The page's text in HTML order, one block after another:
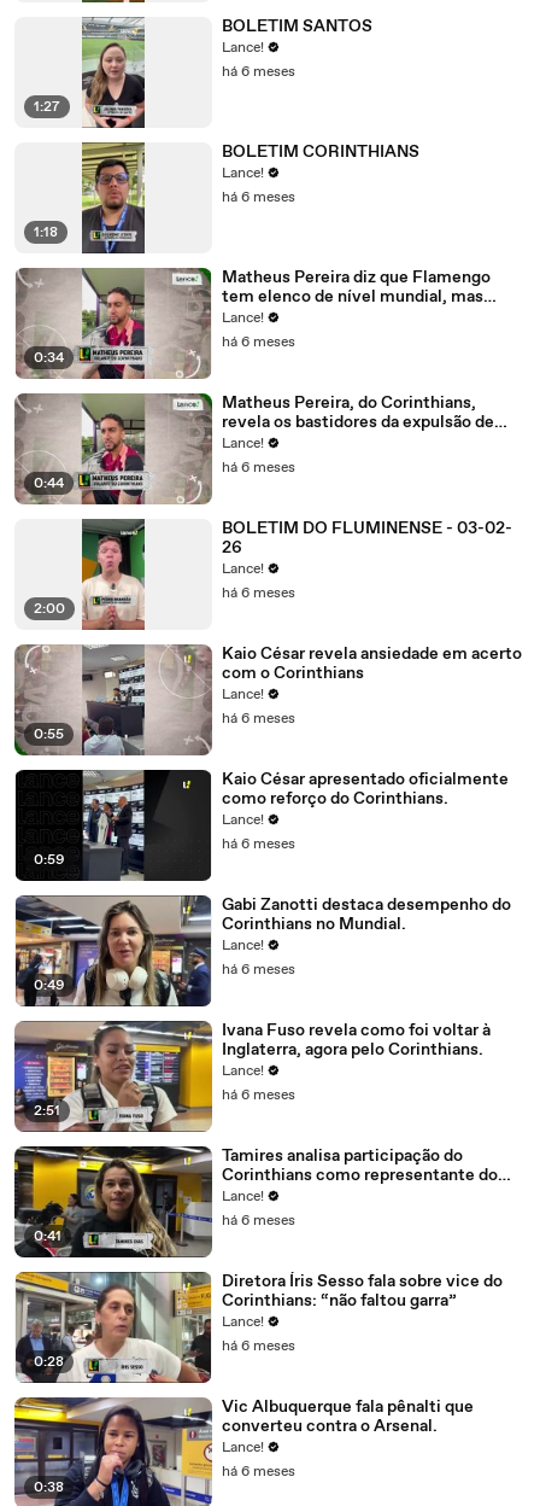
1:27
BOLETIM SANTOS
Lance!
há 6 meses
1:18
BOLETIM CORINTHIANS
Lance!
há 6 meses
0:34
Matheus Pereira diz que Flamengo
tem elenco de nível mundial, mas
exalta força do Corinthians em título
da Supercopa
Lance!
há 6 meses
0:44
Matheus Pereira, do Corinthians,
revela os bastidores da expulsão de
Carrascal no confronto contra o
Flamengo
Lance!
há 6 meses
2:00
BOLETIM DO FLUMINENSE - 03-02-
26
Lance!
há 6 meses
0:55
Kaio César revela ansiedade em acerto
com o Corinthians
Lance!
há 6 meses
0:59
Kaio César apresentado oficialmente
como reforço do Corinthians.
Lance!
há 6 meses
0:49
Gabi Zanotti destaca desempenho do
Corinthians no Mundial.
Lance!
há 6 meses
2:51
Ivana Fuso revela como foi voltar à
Inglaterra, agora pelo Corinthians.
Lance!
há 6 meses
0:41
Tamires analisa participação do
Corinthians como representante do
futebol brasileiro.
Lance!
há 6 meses
0:28
Diretora Íris Sesso fala sobre vice do
Corinthians: “não faltou garra”
Lance!
há 6 meses
0:38
Vic Albuquerque fala pênalti que
converteu contra o Arsenal.
Lance!
há 6 meses